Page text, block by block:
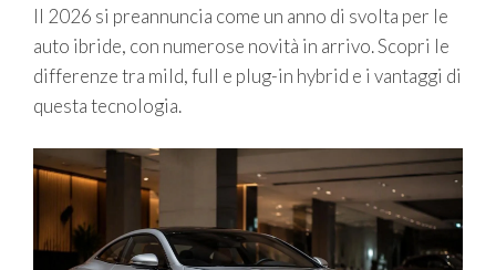
Il 2026 si preannuncia come un anno di svolta per le
auto ibride, con numerose novità in arrivo. Scopri le
differenze tra mild, full e plug-in hybrid e i vantaggi di
questa tecnologia.